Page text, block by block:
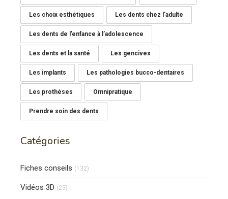
Les choix esthétiques Les dents chez l'adulte
Les dents de l’enfance à l’adolescence
Les dents et la santé Les gencives
Les implants Les pathologies bucco-dentaires
Les prothèses Omnipratique
Prendre soin des dents
Catégories
Fiches conseils (132)
Vidéos 3D (25)